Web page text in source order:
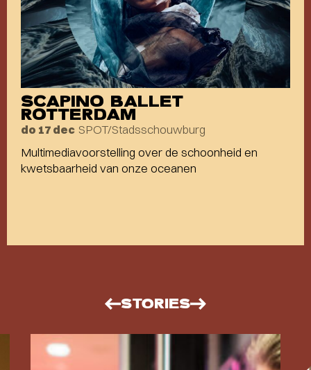
SCAPINO BALLET
ROTTERDAM
do 17 dec SPOT/Stadsschouwburg
Multimediavoorstelling over de schoonheid en
kwetsbaarheid van onze oceanen
STORIES